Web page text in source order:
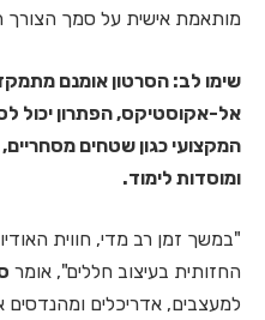
מותאמת אישית על סמך הצורך
שימו לב: הסרטון אומנם
המקצועי כגון שטחים מסחריים,
ומוסדות לימוד.
"במשך זמן רב מדי, חווית
החזותית בעיצוב חללים", אומר
למעצבים, אדריכלים ומהנדסים